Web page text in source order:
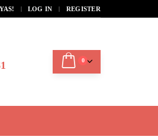
| LOG IN REGISTER
0